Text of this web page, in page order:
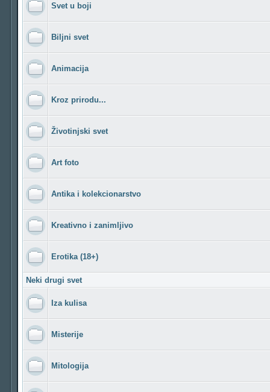
Svet u boji
Biljni svet
Animacija
Kroz prirodu...
Životinjski svet
Art foto
Antika i kolekcionarstvo
Kreativno i zanimljivo
Erotika (18+)
Neki drugi svet
Iza kulisa
Misterije
Mitologija